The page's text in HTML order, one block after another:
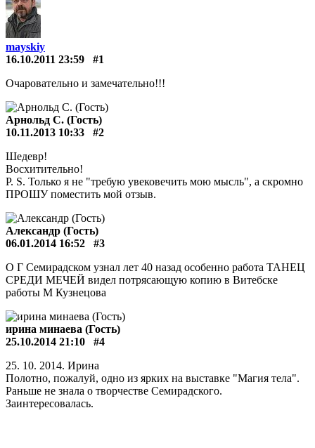
mayskiy
16.10.2011 23:59
#1
Очаровательно и замечательно!!!
Арнольд С. (Гость)
10.11.2013 10:33
#2
Шедевр!
Восхитительно!
P. S. Только я не "требую увековечить мою мысль", а скромно
ПРОШУ поместить мой отзыв.
Александр (Гость)
06.01.2014 16:52
#3
О Г Семирадском узнал лет 40 назад особенно работа ТАНЕЦ
СРЕДИ МЕЧЕЙ видел потрясающую копию в Витебске
работы М Кузнецова
ирина минаева (Гость)
25.10.2014 21:10
#4
25. 10. 2014. Ирина
Полотно, пожалуй, одно из ярких на выставке "Магия тела".
Раньше не знала о творчестве Семирадского.
Заинтересовалась.